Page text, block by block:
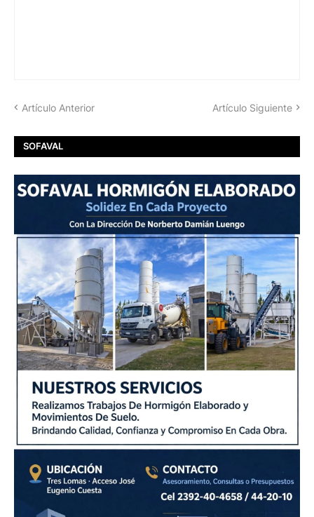
Artículo Anterior Artículo Siguiente
SOFAVAL